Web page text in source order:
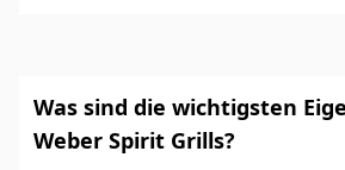
Was sind die wichtigsten
Weber Spirit Grills?